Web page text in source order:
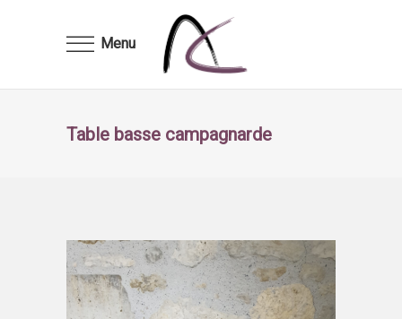
Menu
Table basse campagnarde